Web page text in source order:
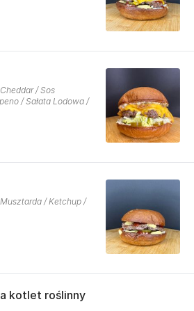
/ Sos
/ Sałata Lodowa /
/ Ketchup /
kotlet roślinny